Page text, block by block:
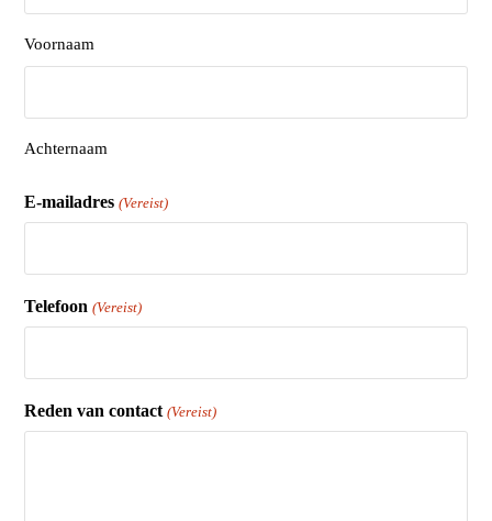
Voornaam
Achternaam
E-mailadres (Vereist)
Telefoon (Vereist)
Reden van contact (Vereist)